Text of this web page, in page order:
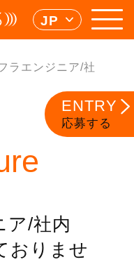
JP
ENTRY
応募する
ラエンジニア/社
ア/社内
おりませ